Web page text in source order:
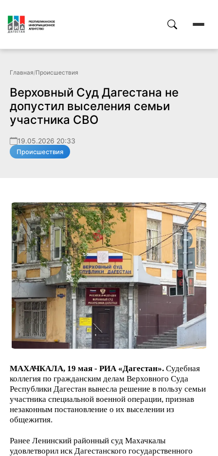
Главная/Происшествия
Верховный Суд Дагестана не
допустил выселения семьи
участника СВО
19.05.2026 20:33
Происшествия
МАХАЧКАЛА, 19 мая - РИА «Дагестан». Судебная
коллегия по гражданским делам Верховного Суда
Республики Дагестан вынесла решение в пользу семьи
участника специальной военной операции, признав
незаконным постановление о их выселении из
общежития.
Ранее Ленинский районный суд Махачкалы
удовлетворил иск Дагестанского государственного